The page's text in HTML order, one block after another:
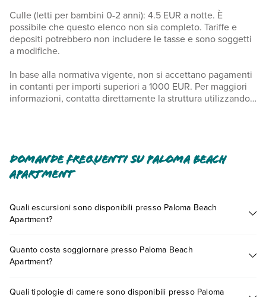
Culle (letti per bambini 0-2 anni): 4.5 EUR a notte. È
possibile che questo elenco non sia completo. Tariffe e
depositi potrebbero non includere le tasse e sono soggetti
a modifiche.
In base alla normativa vigente, non si accettano pagamenti
in contanti per importi superiori a 1000 EUR. Per maggiori
informazioni, contatta direttamente la struttura utilizzando i
Domande frequenti su Paloma Beach
Apartment
Quali escursioni sono disponibili presso Paloma Beach
Apartment?
presso Paloma Beach Apartment. Scoprile tutte nella
sezione
dedicatao contatta il call center chiamando il numero
Quanto costa soggiornare presso Paloma Beach
Apartment?
vari fattori (per es. date, condizioni dell'hotel, ecc). Per
Quali tipologie di camere sono disponibili presso Paloma